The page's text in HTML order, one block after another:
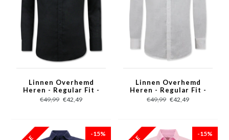
Linnen Overhemd
Heren - Regular Fit -
Blanco - Zwart
€49,99 €42,49
Linnen Overhemd
Heren - Regular Fit -
Blanco - Wit
€49,99 €42,49
-15% -15%